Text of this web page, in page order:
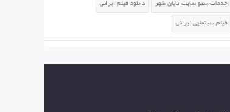
خدمات سئو سایت تابان شهر دانلود فیلم ایرانی
فیلم سینمایی ایرانی